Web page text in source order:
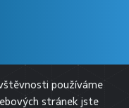
používáme
stránek jste